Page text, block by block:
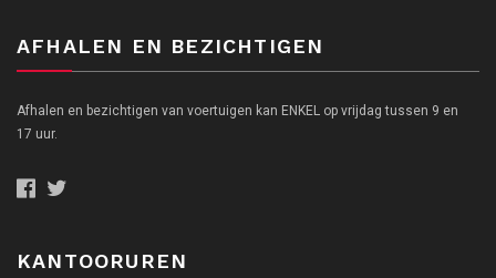
AFHALEN EN BEZICHTIGEN
Afhalen en bezichtigen van voertuigen kan ENKEL op vrijdag tussen 9 en
17 uur.
KANTOORUREN